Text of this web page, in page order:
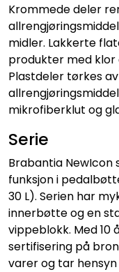
Krommede deler
midler. Lakkerte
produkter med klor
Plastdeler tørkes
mikrofiberklut og
Serie
Brabantia NewIcon
funksjon i
30 L). Serien har
innerbøtte og en
vippeblokk. Med
sertifisering på
varer og tar